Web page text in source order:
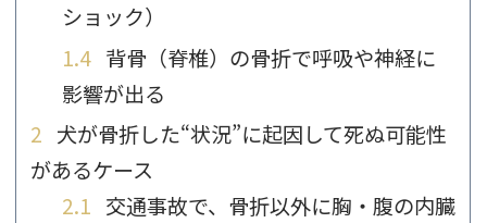
ショック）
1.4 背骨（脊椎）の骨折で呼吸や神経に
影響が出る
2 犬が骨折した“状況”に起因して死ぬ可能性
があるケース
2.1 交通事故で、骨折以外に胸・腹の内臓